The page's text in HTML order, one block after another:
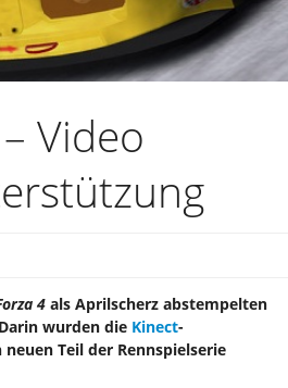
Video
4 als Aprilscherz abstempelten
wurden die Kinect-
Teil der Rennspielserie